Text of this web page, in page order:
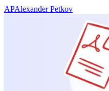
APAlexander Petkov